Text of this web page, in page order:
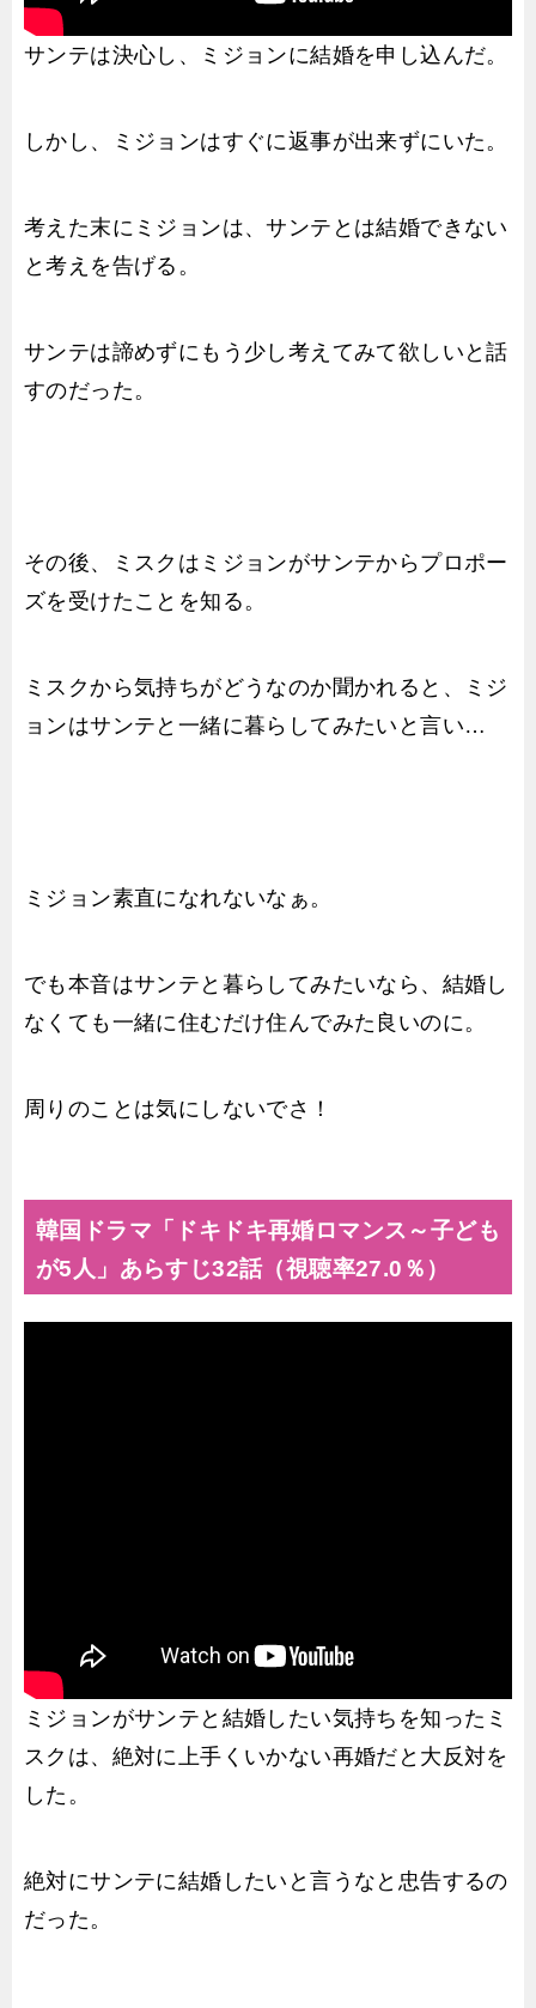
サンテは決心し、ミジョンに結婚を申し込んだ。
しかし、ミジョンはすぐに返事が出来ずにいた。
考えた末にミジョンは、サンテとは結婚できない
と考えを告げる。
サンテは諦めずにもう少し考えてみて欲しいと話
すのだった。
その後、ミスクはミジョンがサンテからプロポー
ズを受けたことを知る。
ミスクから気持ちがどうなのか聞かれると、ミジ
ョンはサンテと一緒に暮らしてみたいと言い…
ミジョン素直になれないなぁ。
でも本音はサンテと暮らしてみたいなら、結婚し
なくても一緒に住むだけ住んでみた良いのに。
周りのことは気にしないでさ！
韓国ドラマ「ドキドキ再婚ロマンス～子ども
が5人」あらすじ32話（視聴率27.0％）
ミジョンがサンテと結婚したい気持ちを知ったミ
スクは、絶対に上手くいかない再婚だと大反対を
した。
絶対にサンテに結婚したいと言うなと忠告するの
だった。